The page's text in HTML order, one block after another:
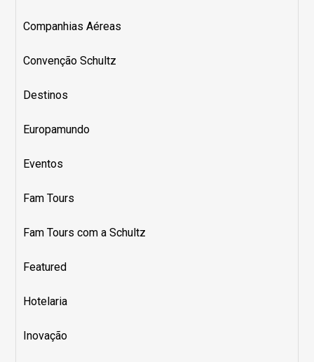
Companhias Aéreas
Convenção Schultz
Destinos
Europamundo
Eventos
Fam Tours
Fam Tours com a Schultz
Featured
Hotelaria
Inovação